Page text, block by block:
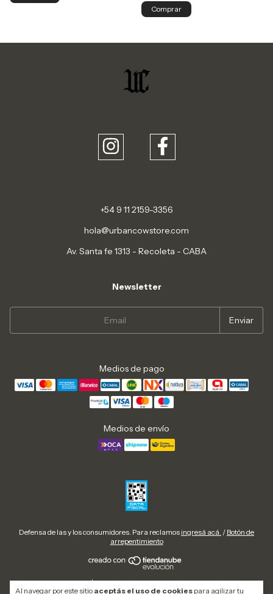
Al navegar por este sitio aceptás el uso de cookies para agilizar tu
Comprar
+54 9 11 2159-3356
hola@urbancowstore.com
Av. Santa fe 1313 - Recoleta - CABA
Newsletter
Medios de pago
Medios de envío
Defensa de las y los consumidores. Para reclamos ingresá acá. / Botón de
arrepentimiento
Copyright Urban Cow | Zapatillas, botas y calzado urbano en Argentina -
2026. Todos los derechos reservados.